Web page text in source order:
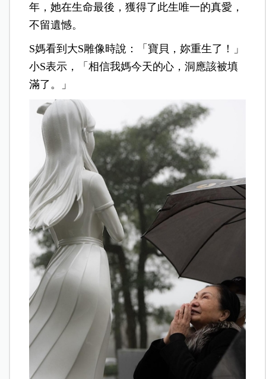
年，她在生命最後，獲得了此生唯一的真愛，
不留遺憾。
S媽看到大S雕像時說：「寶貝，妳重生了！」
小S表示，「相信我媽今天的心，洞應該被填
滿了。」